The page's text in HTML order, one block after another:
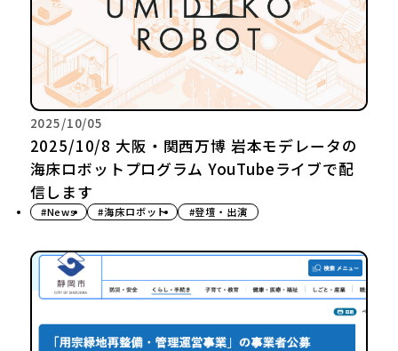
2025/10/05
2025/10/8 大阪・関西万博 岩本モデレータの
海床ロボットプログラム YouTubeライブで配
信します
#News #海床ロボット #登壇・出演